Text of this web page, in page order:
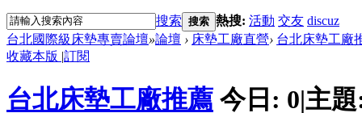
搜索 搜索 熱搜: 活動 交友 discuz
台北國際級床墊專賣論壇»論壇 › 床墊工廠直營› 台北床墊工廠
收藏本版 |訂閱
台北床墊工廠推薦 今日: 0|主